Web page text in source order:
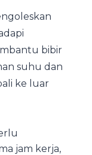
bibir
suhu dan
ke luar
jam kerja,